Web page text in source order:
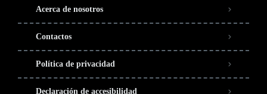
Acerca de nosotros
Contactos
Política de privacidad
Declaración de accesibilidad